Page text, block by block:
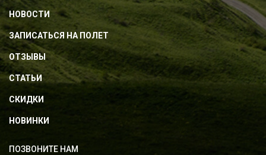
НОВОСТИ
ЗАПИСАТЬСЯ НА ПОЛЕТ
ОТЗЫВЫ
СТАТЬИ
СКИДКИ
НОВИНКИ
ПОЗВОНИТЕ НАМ